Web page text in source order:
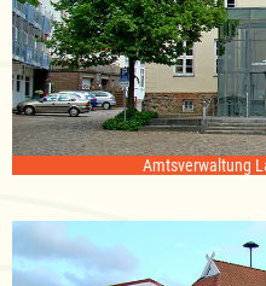
Amtsverwaltung